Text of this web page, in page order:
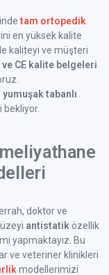
tam ortopedik
en yüksek kalite
kaliteyi ve müşteri
ve CE kalite belgeleri
yumuşak tabanlı
doktor ve
antistatik özellik
yapmaktayız. Bu
ve veteriner klinikleri
modellerimizi